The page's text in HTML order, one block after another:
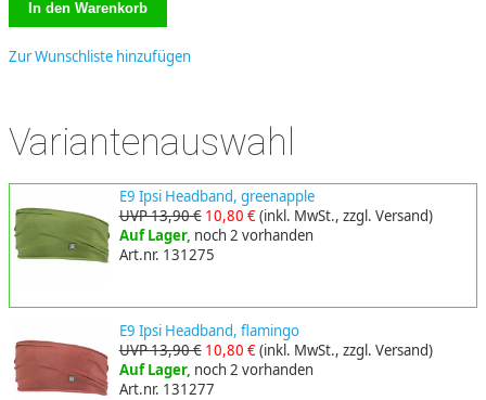
Zur Wunschliste hinzufügen
Variantenauswahl
E9 Ipsi Headband, greenapple
UVP 13,90 € 10,80 €(inkl. MwSt., zzgl. Versand)
Auf Lager, noch 2 vorhanden
Art.nr. 131275
E9 Ipsi Headband, flamingo
UVP 13,90 € 10,80 €(inkl. MwSt., zzgl. Versand)
Auf Lager, noch 2 vorhanden
Art.nr. 131277